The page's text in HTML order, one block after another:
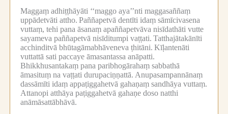
Maggaṃ adhiṭṭhāyāti ‘‘maggo aya’’nti maggasaññaṃ
uppādetvāti attho. Paññapetvā dentīti idaṃ sāmīcivasena
vuttaṃ, tehi pana āsanaṃ apaññapetvāva nisīdathāti vutte
sayameva paññapetvā nisīditumpi vaṭṭati. Tatthajātakānīti
acchinditvā bhūtagāmabhāveneva ṭhitāni. Kīḷantenāti
vuttattā sati paccaye āmasantassa anāpatti.
Bhikkhusantakaṃ pana paribhogārahaṃ sabbathā
āmasituṃ na vaṭṭati durupaciṇṇattā. Anupasampannānaṃ
dassāmīti idaṃ appaṭiggahetvā gahaṇaṃ sandhāya vuttaṃ.
Attanopi atthāya paṭiggahetvā gahaṇe doso natthi
anāmāsattābhāvā.